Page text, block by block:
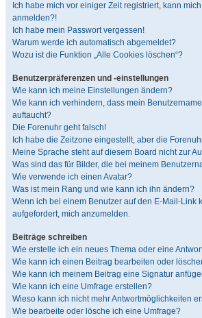
Ich habe mich vor einiger Zeit registriert, kann
anmelden?!
Ich habe mein Passwort vergessen!
Warum werde ich automatisch abgemeldet?
Wozu ist die Funktion „Alle Cookies löschen“?
Benutzerpräferenzen und -einstellungen
Wie kann ich meine Einstellungen ändern?
Wie kann ich verhindern, dass mein
auftaucht?
Die Forenuhr geht falsch!
Ich habe die Zeitzone eingestellt, aber die
Meine Sprache steht auf diesem Board nicht zur
Was sind das für Bilder, die bei meinem
Wie verwende ich einen Avatar?
Was ist mein Rang und wie kann ich ihn ändern?
Wenn ich bei einem Benutzer auf den E-Mail-Link
aufgefordert, mich anzumelden.
Beiträge schreiben
Wie erstelle ich ein neues Thema oder eine
Wie kann ich einen Beitrag bearbeiten oder
Wie kann ich meinem Beitrag eine Signatur
Wie kann ich eine Umfrage erstellen?
Wieso kann ich nicht mehr Antwortmöglichkeiten
Wie bearbeite oder lösche ich eine Umfrage?